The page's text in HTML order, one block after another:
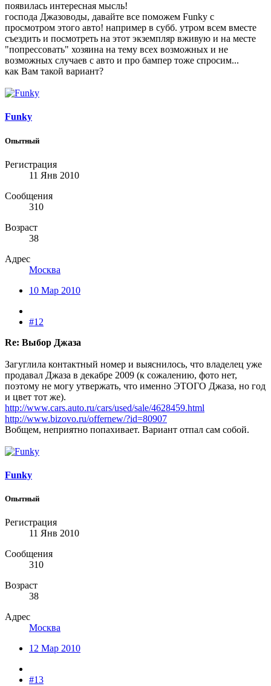
появилась интересная мысль!
господа Джазоводы, давайте все поможем Funky с
просмотром этого авто! например в субб. утром всем вместе
съездить и посмотреть на этот экземпляр вживую и на месте
"попрессовать" хозяина на тему всех возможных и не
возможных случаев с авто и про бампер тоже спросим...
как Вам такой вариант?
Funky
Опытный
Регистрация
11 Янв 2010
Сообщения
310
Возраст
38
Адрес
Москва
10 Мар 2010
#12
Re: Выбор Джаза
Загуглила контактный номер и выяснилось, что владелец уже
продавал Джаза в декабре 2009 (к сожалению, фото нет,
поэтому не могу утвержать, что именно ЭТОГО Джаза, но год
и цвет тот же).
http://www.cars.auto.ru/cars/used/sale/4628459.html
http://www.bizovo.ru/offernew/?id=80907
Вобщем, неприятно попахивает. Вариант отпал сам собой.
Funky
Опытный
Регистрация
11 Янв 2010
Сообщения
310
Возраст
38
Адрес
Москва
12 Мар 2010
#13